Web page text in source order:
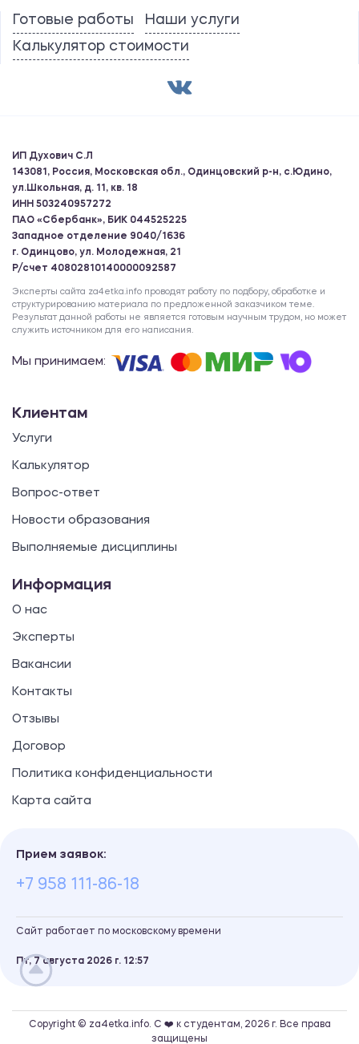
Готовые работы
Наши услуги
Калькулятор стоимости
ИП Духович С.Л
143081, Россия, Московская обл., Одинцовский р-н, с.Юдино,
ул.Школьная, д. 11, кв. 18
ИНН 503240957272
ПАО «Сбербанк», БИК 044525225
Западное отделение 9040/1636
г. Одинцово, ул. Молодежная, 21
Р/счет 40802810140000092587
Эксперты сайта za4etka.info проводят работу по подбору, обработке и
структурированию материала по предложенной заказчиком теме.
Результат данной работы не является готовым научным трудом, но может
служить источником для его написания.
Мы принимаем:
Клиентам
Услуги
Калькулятор
Вопрос-ответ
Новости образования
Выполняемые дисциплины
Информация
О нас
Эксперты
Вакансии
Контакты
Отзывы
Договор
Политика конфиденциальности
Карта сайта
Прием заявок:
+7 958 111-86-18
Сайт работает по московскому времени
Пт, 7 августа 2026 г. 12:57
Copyright © za4etka.info. С ❤️ к студентам, 2026 г. Все права
защищены